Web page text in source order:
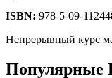
ISBN: 978-5-09-
Непрерывный курс
Популярные